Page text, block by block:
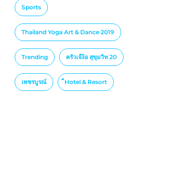
Sports
Thailand Yoga Art & Dance 2019
Trending ครัวเจ๊ง้อ สุขุมวิท 20
เพชรบูรณ์ ็Hotel & Resort